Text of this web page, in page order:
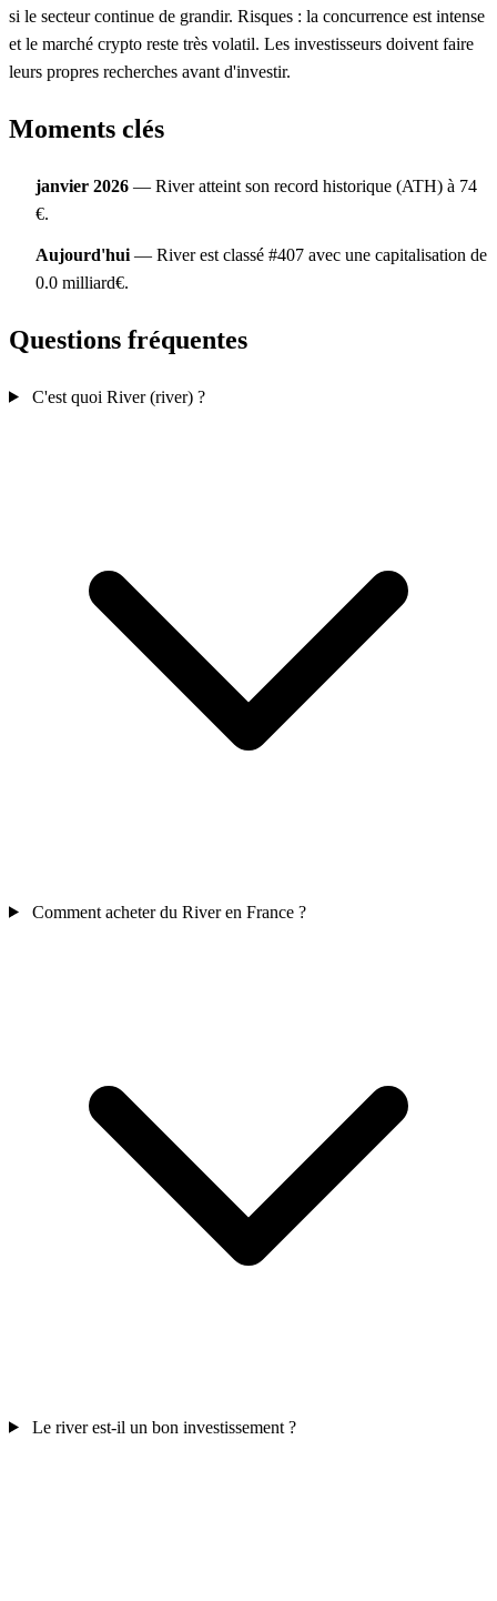
si le secteur continue de grandir. Risques : la concurrence est intense
et le marché crypto reste très volatil. Les investisseurs doivent faire
leurs propres recherches avant d'investir.
Moments clés
janvier 2026 — River atteint son record historique (ATH) à 74
€.
Aujourd'hui — River est classé #407 avec une capitalisation de
0.0 milliard€.
Questions fréquentes
C'est quoi River (river) ?
Comment acheter du River en France ?
Le river est-il un bon investissement ?